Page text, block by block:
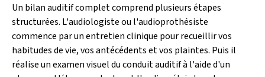
Un bilan auditif complet comprend plusieurs étapes
structurées. L'audiologiste ou l'audioprothésiste
commence par un entretien clinique pour recueillir vos
habitudes de vie, vos antécédents et vos plaintes. Puis il
réalise un examen visuel du conduit auditif à l'aide d'un